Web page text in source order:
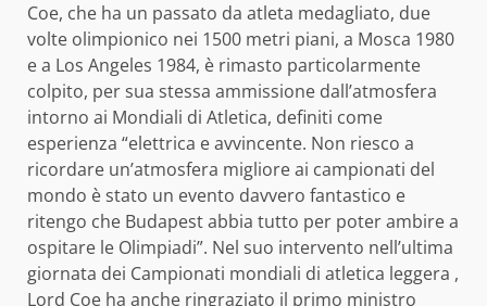
Coe, che ha un passato da atleta medagliato, due
volte olimpionico nei 1500 metri piani, a Mosca 1980
e a Los Angeles 1984, è rimasto particolarmente
colpito, per sua stessa ammissione dall’atmosfera
intorno ai Mondiali di Atletica, definiti come
esperienza “elettrica e avvincente. Non riesco a
ricordare un’atmosfera migliore ai campionati del
mondo è stato un evento davvero fantastico e
ritengo che Budapest abbia tutto per poter ambire a
ospitare le Olimpiadi”. Nel suo intervento nell’ultima
giornata dei Campionati mondiali di atletica leggera ,
Lord Coe ha anche ringraziato il primo ministro